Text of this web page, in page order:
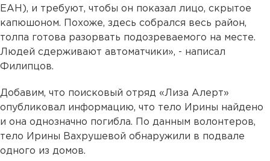
ЕАН), и требуют, чтобы он показал лицо, скрытое
капюшоном. Похоже, здесь собрался весь район,
толпа готова разорвать подозреваемого на месте.
Людей сдерживают автоматчики», - написал
Филипцов.
Добавим, что поисковый отряд «Лиза Алерт»
опубликовал информацию, что тело Ирины найдено
и она однозначно погибла. По данным волонтеров,
тело Ирины Вахрушевой обнаружили в подвале
одного из домов.